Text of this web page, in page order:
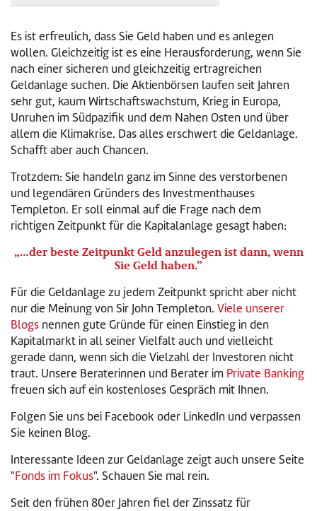
Es ist erfreulich, dass Sie Geld haben und es anlegen
wollen. Gleichzeitig ist es eine Herausforderung, wenn Sie
nach einer sicheren und gleichzeitig ertragreichen
Geldanlage suchen. Die Aktienbörsen laufen seit Jahren
sehr gut, kaum Wirtschaftswachstum, Krieg in Europa,
Unruhen im Südpazifik und dem Nahen Osten und über
allem die Klimakrise. Das alles erschwert die Geldanlage.
Schafft aber auch Chancen.
Trotzdem: Sie handeln ganz im Sinne des verstorbenen
und legendären Gründers des Investmenthauses
Templeton. Er soll einmal auf die Frage nach dem
richtigen Zeitpunkt für die Kapitalanlage gesagt haben:
„…der beste Zeitpunkt Geld anzulegen ist dann, wenn
Sie Geld haben.”
Für die Geldanlage zu jedem Zeitpunkt spricht aber nicht
nur die Meinung von Sir John Templeton. Viele unserer
Blogs nennen gute Gründe für einen Einstieg in den
Kapitalmarkt in all seiner Vielfalt auch und vielleicht
gerade dann, wenn sich die Vielzahl der Investoren nicht
traut. Unsere Beraterinnen und Berater im Private Banking
freuen sich auf ein kostenloses Gespräch mit Ihnen.
Folgen Sie uns bei Facebook oder LinkedIn und verpassen
Sie keinen Blog.
Interessante Ideen zur Geldanlage zeigt auch unsere Seite
"Fonds im Fokus". Schauen Sie mal rein.
Seit den frühen 80er Jahren fiel der Zinssatz für